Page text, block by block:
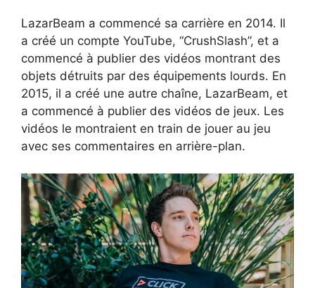
LazarBeam a commencé sa carrière en 2014. Il
a créé un compte YouTube, “CrushSlash”, et a
commencé à publier des vidéos montrant des
objets détruits par des équipements lourds. En
2015, il a créé une autre chaîne, LazarBeam, et
a commencé à publier des vidéos de jeux. Les
vidéos le montraient en train de jouer au jeu
avec ses commentaires en arrière-plan.